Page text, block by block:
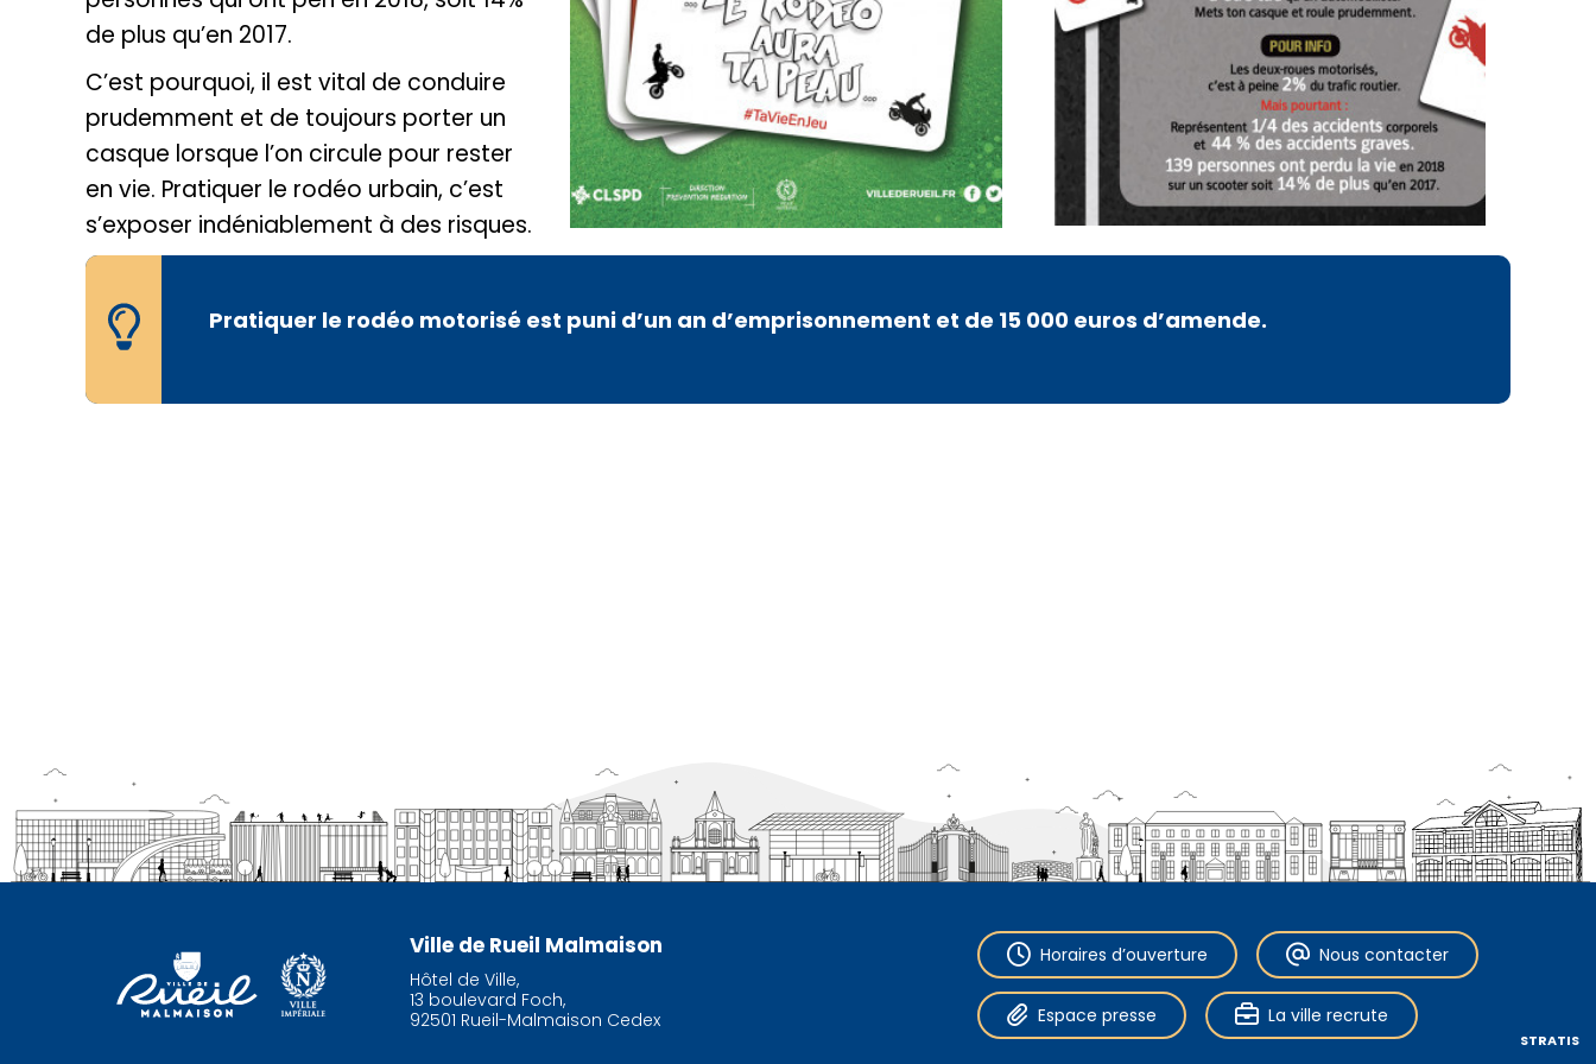
de plus qu’en 2017.
C’est pourquoi, il est vital de conduire
prudemment et de toujours porter un
casque lorsque l’on circule pour rester
en vie. Pratiquer le rodéo urbain, c’est
s’exposer indéniablement à des risques.
Pratiquer le rodéo motorisé est puni d’un an d’emprisonnement et de 15 000 euros d’amende.
Ville de Rueil Malmaison
Hôtel de Ville,
13 boulevard Foch,
92501 Rueil-Malmaison Cedex
Horaires d’ouverture Nous contacter
Espace presse La ville recrute
STRATIS